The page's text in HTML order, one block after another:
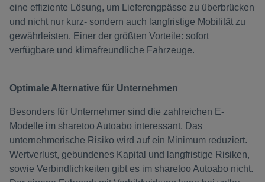
eine effiziente Lösung, um Lieferengpässe zu überbrücken
und nicht nur kurz- sondern auch langfristige Mobilität zu
gewährleisten. Einer der größten Vorteile: sofort
verfügbare und klimafreundliche Fahrzeuge.
Optimale Alternative für Unternehmen
Besonders für Unternehmer sind die zahlreichen E-
Modelle im sharetoo Autoabo interessant. Das
unternehmerische Risiko wird auf ein Minimum reduziert.
Wertverlust, gebundenes Kapital und langfristige Risiken,
sowie Verbindlichkeiten gibt es im sharetoo Autoabo nicht.